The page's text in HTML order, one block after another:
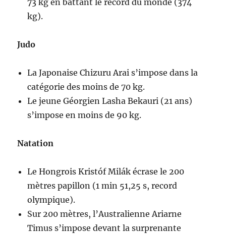
73 kg en battant le record du monde (374
kg).
Judo
La Japonaise Chizuru Arai s’impose dans la
catégorie des moins de 70 kg.
Le jeune Géorgien Lasha Bekauri (21 ans)
s’impose en moins de 90 kg.
Natation
Le Hongrois Kristóf Milák écrase le 200
mètres papillon (1 min 51,25 s, record
olympique).
Sur 200 mètres, l’Australienne Ariarne
Timus s’impose devant la surprenante